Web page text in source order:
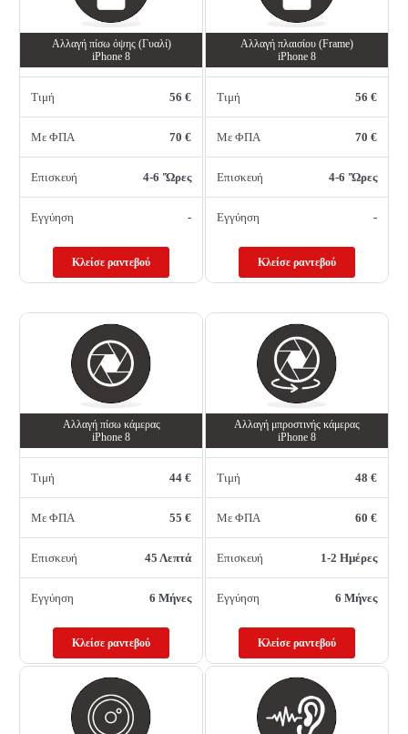
Αλλαγή πίσω όψης (Γυαλί)
iPhone 8
Τιμή 56 €
Με ΦΠΑ 70 €
Επισκευή 4-6 'Ώρες
Εγγύηση -
Κλείσε ραντεβού
Αλλαγή πλαισίου (Frame)
iPhone 8
Τιμή 56 €
Με ΦΠΑ 70 €
Επισκευή 4-6 'Ώρες
Εγγύηση -
Κλείσε ραντεβού
Αλλαγή πίσω κάμερας
iPhone 8
Τιμή 44 €
Με ΦΠΑ 55 €
Επισκευή 45 Λεπτά
Εγγύηση 6 Μήνες
Κλείσε ραντεβού
Αλλαγή μπροστινής κάμερας
iPhone 8
Τιμή 48 €
Με ΦΠΑ 60 €
Επισκευή 1-2 Ημέρες
Εγγύηση 6 Μήνες
Κλείσε ραντεβού